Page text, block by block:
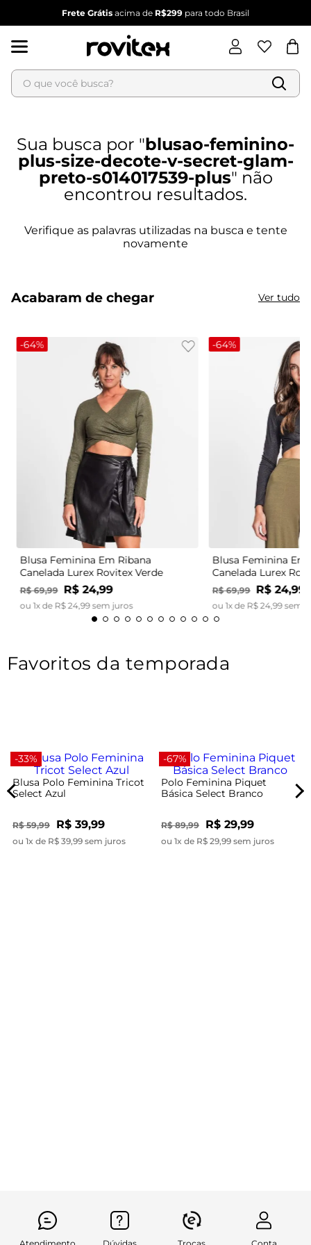
Frete Grátis acima de R$299 para todo Brasil
O que você busca?
blusao-feminino-
plus-size-decote-v-secret-glam-
preto-s014017539-plus
Acabaram de chegar Ver tudo
-64%
Blusa Feminina Em Ribana
Canelada Lurex Rovitex Verde
R$ 69,99 R$ 24,99
ou 1x de R$ 24,99sem juros
-64%
Blusa Feminina Em
Canelada Lurex
R$ 69,99 R$ 24,99
ou 1x de R$ 24,99sem
Favoritos da temporada
-33%
Blusa Polo Feminina Tricot
Select Azul
R$ 59,99 R$ 39,99
ou 1x de R$ 39,99 sem juros
-67%
Polo Feminina Piquet
Básica Select Branco
R$ 89,99 R$ 29,99
ou 1x de R$ 29,99 sem juros
Termos mais buscados
º
vestido feminino
vestido
dianna
conjunto feminino